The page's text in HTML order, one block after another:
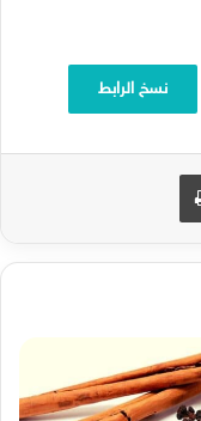
نسخ الرابط
طباعة